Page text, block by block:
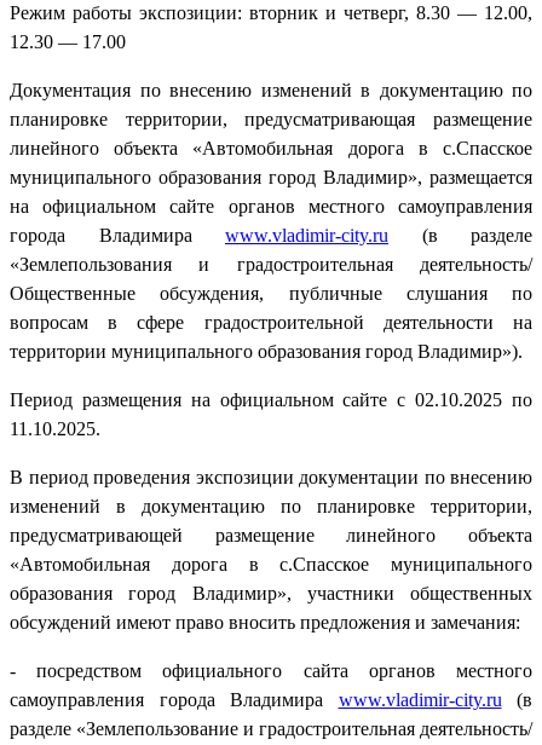
Режим работы экспозиции: вторник и четверг, 8.30 — 12.00,
12.30 — 17.00
Документация по внесению изменений в документацию по
планировке территории, предусматривающая размещение
линейного объекта «Автомобильная дорога в с.Спасское
муниципального образования город Владимир», размещается
на официальном сайте органов местного самоуправления
города Владимира www.vladimir-city.ru (в разделе
«Землепользования и градостроительная деятельность/
Общественные обсуждения, публичные слушания по
вопросам в сфере градостроительной деятельности на
территории муниципального образования город Владимир»).
Период размещения на официальном сайте с 02.10.2025 по
11.10.2025.
В период проведения экспозиции документации по внесению
изменений в документацию по планировке территории,
предусматривающей размещение линейного объекта
«Автомобильная дорога в с.Спасское муниципального
образования город Владимир», участники общественных
обсуждений имеют право вносить предложения и замечания:
- посредством официального сайта органов местного
самоуправления города Владимира www.vladimir-city.ru (в
разделе «Землепользование и градостроительная деятельность/